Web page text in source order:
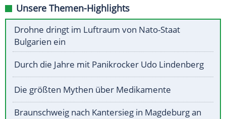
Unsere Themen-Highlights
Drohne dringt im Luftraum von Nato-Staat
Bulgarien ein
Durch die Jahre mit Panikrocker Udo Lindenberg
Die größten Mythen über Medikamente
Braunschweig nach Kantersieg in Magdeburg an